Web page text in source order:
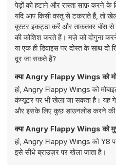
पेड़ों को हटाने और रास्ता साफ़ करने के
यदि आप किसी वस्तु से टकराते हैं, तो खेल
बूस्टर इकट्ठा करें और ताकतवर बॉस
की कोशिश करते हैं। मज़े को दोगुना
या एक ही डिवाइस पर दोस्त के साथ
दूर जा सकते हैं?
क्या Angry Flappy Wings को
हां, Angry Flappy Wings को
कंप्यूटर पर भी खेला जा सकता है। यह
और इसके लिए कुछ डाउनलोड करने की
क्या Angry Flappy Wings को
हां, Angry Flappy Wings को Y8
इसे सीधे ब्राउज़र पर खेला जाता है।